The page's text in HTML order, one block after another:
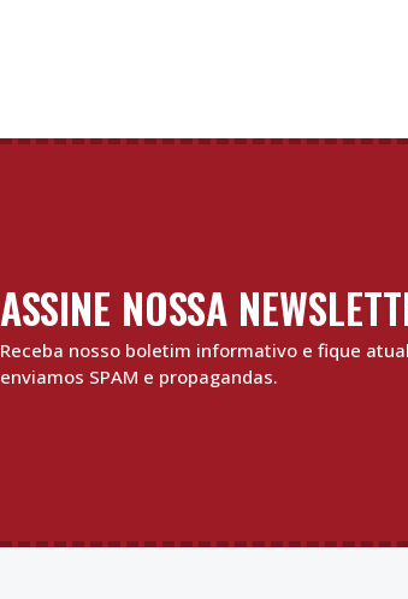
ASSINE NOSSA
Receba nosso boletim informativo e fique
enviamos SPAM e propagandas.